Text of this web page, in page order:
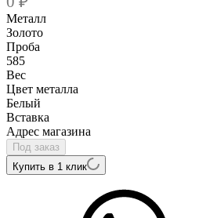
Металл
Золото
Проба
585
Вес
Цвет металла
Белый
Вcтавка
Адрес магазина
Под заказ
Купить в 1 клик